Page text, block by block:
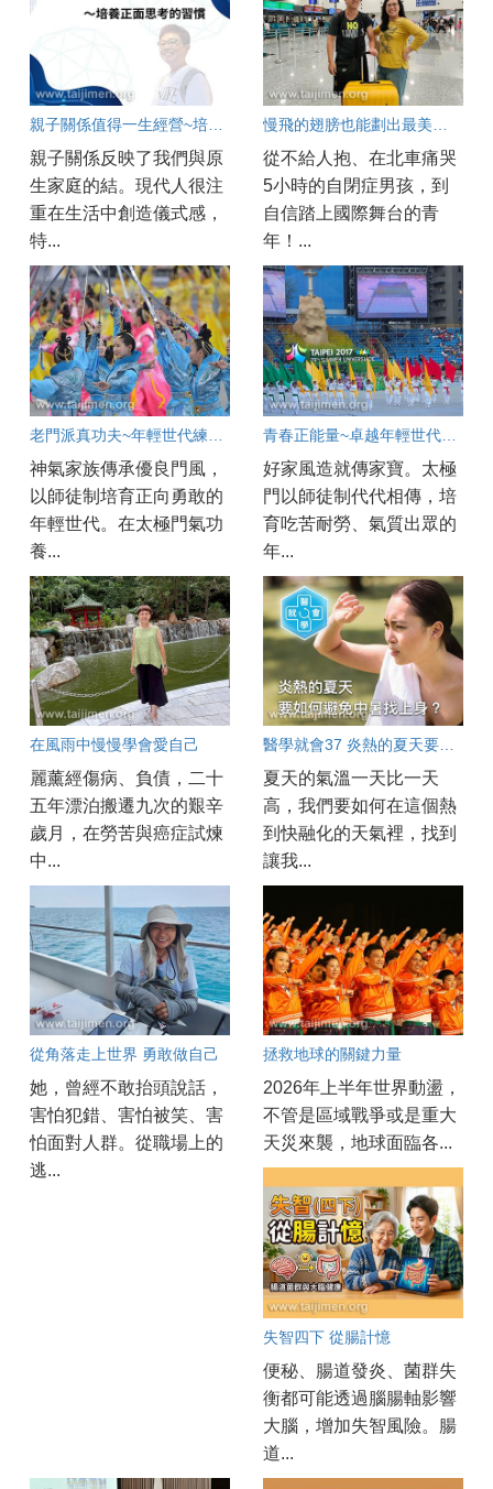
親子關係值得一生經營~培養...
親子關係反映了我們與原
生家庭的結。現代人很注
重在生活中創造儀式感，
特...
慢飛的翅膀也能劃出最美的弧線
從不給人抱、在北車痛哭
5小時的自閉症男孩，到
自信踏上國際舞台的青
年！...
神氣家族傳承優良門風，
以師徒制培育正向勇敢的
年輕世代。在太極門氣功
養...
好家風造就傳家寶。太極
門以師徒制代代相傳，培
育吃苦耐勞、氣質出眾的
年...
在風雨中慢慢學會愛自己
麗薰經傷病、負債，二十
五年漂泊搬遷九次的艱辛
歲月，在勞苦與癌症試煉
中...
夏天的氣溫一天比一天
高，我們要如何在這個熱
到快融化的天氣裡，找到
讓我...
從角落走上世界 勇敢做自己
她，曾經不敢抬頭說話，
害怕犯錯、害怕被笑、害
怕面對人群。從職場上的
逃...
拯救地球的關鍵力量
2026年上半年世界動盪，
不管是區域戰爭或是重大
天災來襲，地球面臨各...
失智四下 從腸計憶
便秘、腸道發炎、菌群失
衡都可能透過腦腸軸影響
大腦，增加失智風險。腸
道...